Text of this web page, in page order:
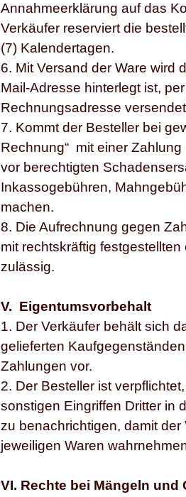
Annahmeerklärung auf das
Verkäufer reserviert die
(7) Kalendertagen.
6. Mit Versand der Ware wird
Mail-Adresse hinterlegt ist,
Rechnungsadresse
7. Kommt der Besteller bei
Rechnung“ mit einer
vor berechtigten
Inkassogebühren,
machen.
8. Die Aufrechnung gegen
mit rechtskräftig
zulässig.
V. Eigentumsvorbehalt
1. Der Verkäufer behält sich
gelieferten
Zahlungen vor.
2. Der Besteller ist
sonstigen Eingriffen Dritter in
zu benachrichtigen, damit
jeweiligen Waren
VI. Rechte bei Mängeln und